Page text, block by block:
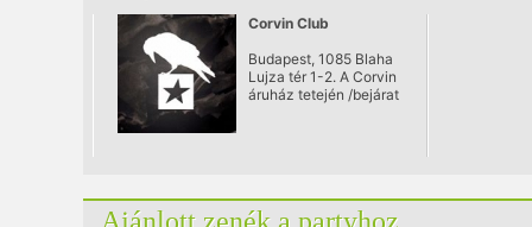
Corvin Club
Budapest, 1085 Blaha
Lujza tér 1-2. A Corvin
áruház tetején /bejárat
Ajánlott zenék a partyhoz